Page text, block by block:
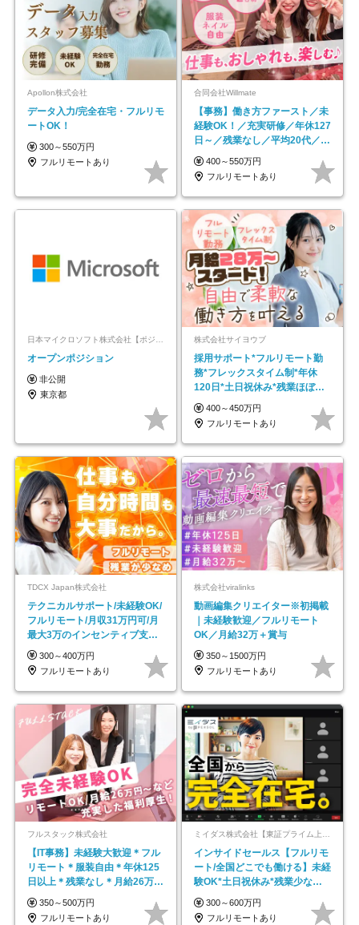
Apollon株式会社
データ入力/完全在宅・フルリモ
ートOK！
300～550万円
フルリモートあり
合同会社Willmate
【事務】働き方ファースト／未
経験OK！／充実研修／年休127
日～／残業なし／平均20代／リ
モートOK
400～550万円
フルリモートあり
日本マイクロソフト株式会社【ポジションマッチ登録】
オープンポジション
非公開
東京都
株式会社サイヨウブ
採用サポート*フルリモート勤
務*フレックスタイム制*年休
120日*土日祝休み*残業ほぼな
し*育児中社員8割以上
400～450万円
フルリモートあり
TDCX Japan株式会社
テクニカルサポート/未経験OK/
フルリモート/月収31万円可/月
最大3万のインセンティブ支給/
平均年齢33歳
300～400万円
フルリモートあり
株式会社viralinks
動画編集クリエイター※初掲載
｜未経験歓迎／フルリモート
OK／月給32万＋賞与
350～1500万円
フルリモートあり
フルスタック株式会社
【IT事務】未経験大歓迎＊フル
リモート＊服装自由＊年休125
日以上＊残業なし＊月給26万円
以上
350～500万円
フルリモートあり
ミイダス株式会社【東証プライム上場パーソルグループ】
インサイドセールス【フルリモ
ート/全国どこでも働ける】未経
験OK*土日祝休み*残業少なめ*
在宅勤務手当あり
300～600万円
フルリモートあり